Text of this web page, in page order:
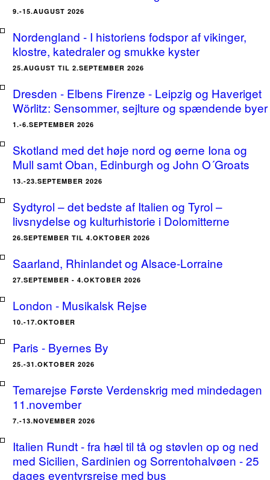
9.-15.AUGUST 2026
Nordengland - I historiens fodspor af vikinger,
klostre, katedraler og smukke kyster
25.AUGUST TIL 2.SEPTEMBER 2026
Dresden - Elbens Firenze - Leipzig og Haveriget
Wörlitz: Sensommer, sejlture og spændende byer
1.-6.SEPTEMBER 2026
Skotland med det høje nord og øerne Iona og
Mull samt Oban, Edinburgh og John O´Groats
13.-23.SEPTEMBER 2026
Sydtyrol – det bedste af Italien og Tyrol –
livsnydelse og kulturhistorie i Dolomitterne
26.SEPTEMBER TIL 4.OKTOBER 2026
Saarland, Rhinlandet og Alsace-Lorraine
27.SEPTEMBER - 4.OKTOBER 2026
London - Musikalsk Rejse
10.-17.OKTOBER
Paris - Byernes By
25.-31.OKTOBER 2026
Temarejse Første Verdenskrig med mindedagen
11.november
7.-13.NOVEMBER 2026
Italien Rundt - fra hæl til tå og støvlen op og ned
med Sicilien, Sardinien og Sorrentohalvøen - 25
dages eventyrsrejse med bus